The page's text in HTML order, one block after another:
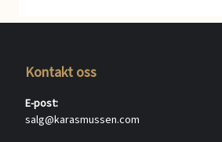
Kontakt oss
E-post:
salg@karasmussen.com